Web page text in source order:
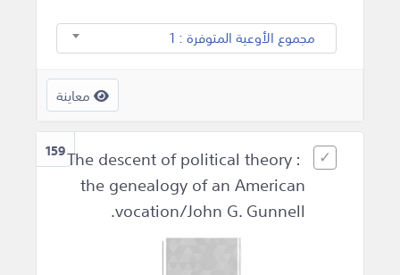
مجموع الأوعية المتوفرة : 1
معاينة
159The descent of political theory :
the genealogy of an American
vocation/John G. Gunnell.